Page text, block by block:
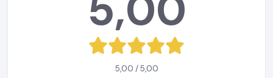
5,00 / 5,00